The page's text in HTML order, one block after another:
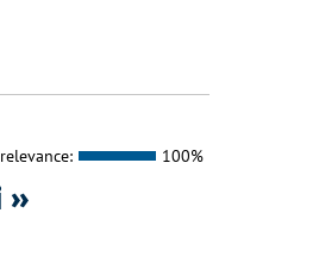
relevance: 100%
»